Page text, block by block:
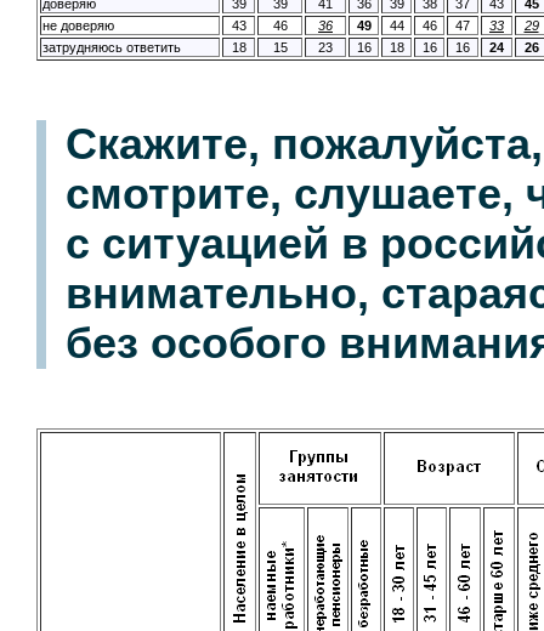
доверяю 39 39 41 36 39 38 37 43
45
не доверяю
43 46 36 49 44 46 47 33
29
затрудняюсь ответить
18 15 23 16 18 16 16 24 26
Скажите,
смотрите, слушаете,
с ситуацией в
внимательно,
без особого